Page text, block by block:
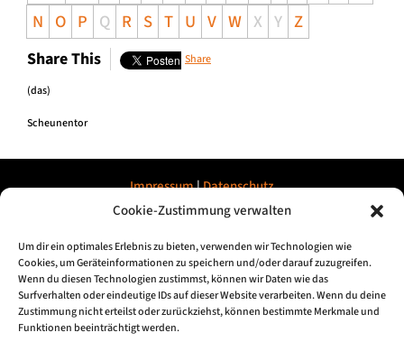
Cookie-Zustimmung verwalten
Um dir ein optimales Erlebnis zu bieten, verwenden wir Technologien wie
Cookies, um Geräteinformationen zu speichern und/oder darauf zuzugreifen.
Wenn du diesen Technologien zustimmst, können wir Daten wie das
Surfverhalten oder eindeutige IDs auf dieser Website verarbeiten. Wenn du deine
Zustimmung nicht erteilst oder zurückziehst, können bestimmte Merkmale und
Funktionen beeinträchtigt werden.
N O P Q R S T U V W X Y Z
Share This Share
(das)
Scheunentor
Impressum|Datenschutz